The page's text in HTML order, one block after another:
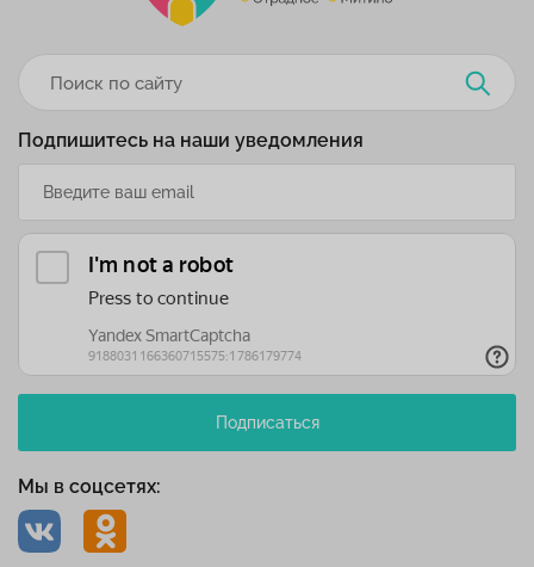
Мы в соцсетях:
Подпишитесь на наши уведомления
Подписаться